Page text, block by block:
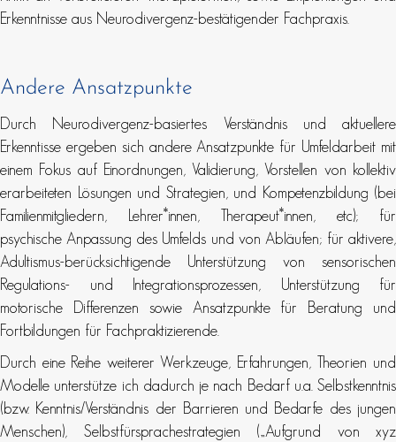
Erkenntnisse aus Neurodivergenz-bestätigender Fachpraxis.
Andere Ansatzpunkte
Durch Neurodivergenz-basiertes Verständnis und aktuellere
Erkenntisse ergeben sich andere Ansatzpunkte für Umfeldarbeit mit
einem Fokus auf Einordnungen, Validierung, Vorstellen von kollektiv
erarbeiteten Lösungen und Strategien, und Kompetenzbildung (bei
Familienmitgliedern, Lehrer*innen, Therapeut*innen, etc); für
psychische Anpassung des Umfelds und von Abläufen; für aktivere,
Adultismus-berücksichtigende Unterstützung von sensorischen
Regulations- und Integrationsprozessen, Unterstützung für
motorische Differenzen sowie Ansatzpunkte für Beratung und
Fortbildungen für Fachpraktizierende.
Durch eine Reihe weiterer Werkzeuge, Erfahrungen, Theorien und
Modelle unterstütze ich dadurch je nach Bedarf u.a. Selbstkenntnis
(bzw. Kenntnis/Verständnis der Barrieren und Bedarfe des jungen
Menschen), Selbstfürsprachestrategien („Aufgrund von xyz